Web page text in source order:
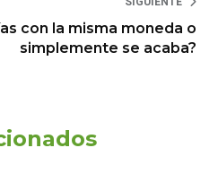
con la misma moneda o
simplemente se acaba?